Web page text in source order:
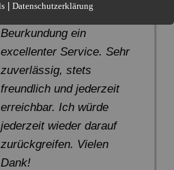
zur notariellen
Beurkundung ein
excellenter Service. Sehr
zuverlässig, stets
freundlich und jederzeit
erreichbar. Ich würde
jederzeit wieder darauf
zurückgreifen. Vielen
Dank!
(3)
Datenschutzerklärung